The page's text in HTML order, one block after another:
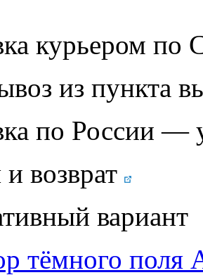
курьером
из пункта
по России —
возврат
вариант
тёмного